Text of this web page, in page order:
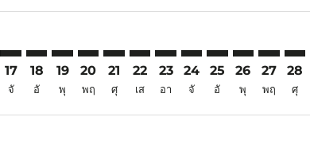
17
จั
18
อั
19
พุ
20
พฤ
21
ศุ
22
เส
23
อา
24
จั
25
อั
26
พุ
27
พฤ
28
ศุ